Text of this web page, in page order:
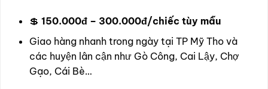
💲 150.000đ – 300.000đ/chiếc tùy mẫu
Giao hàng nhanh trong ngày tại TP Mỹ Tho và
các huyện lân cận như Gò Công, Cai Lậy, Chợ
Gạo, Cái Bè…